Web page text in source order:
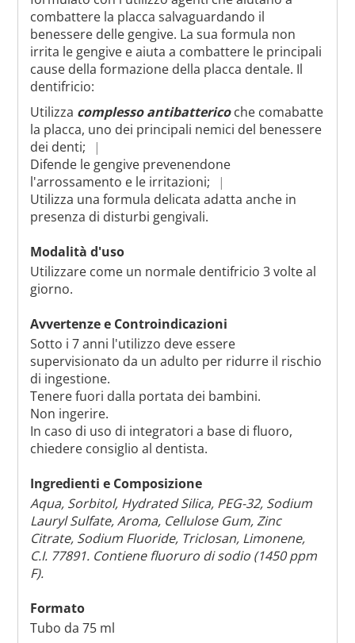
combattere la placca salvaguardando il
benessere delle gengive. La sua formula non
irrita le gengive e aiuta a combattere le principali
cause della formazione della placca dentale. Il
dentifricio:
Utilizza complesso antibatterico che comabatte
la placca, uno dei principali nemici del benessere
dei denti;
Difende le gengive prevenendone
l'arrossamento e le irritazioni;
Utilizza una formula delicata adatta anche in
presenza di disturbi gengivali.
Modalità d'uso
Utilizzare come un normale dentifricio 3 volte al
giorno.
Avvertenze e Controindicazioni
Sotto i 7 anni l'utilizzo deve essere
supervisionato da un adulto per ridurre il rischio
di ingestione.
Tenere fuori dalla portata dei bambini.
Non ingerire.
In caso di uso di integratori a base di fluoro,
chiedere consiglio al dentista.
Ingredienti e Composizione
Aqua, Sorbitol, Hydrated Silica, PEG-32, Sodium
Lauryl Sulfate, Aroma, Cellulose Gum, Zinc
Citrate, Sodium Fluoride, Triclosan, Limonene,
C.I. 77891. Contiene fluoruro di sodio (1450 ppm
F).
Formato
Tubo da 75 ml